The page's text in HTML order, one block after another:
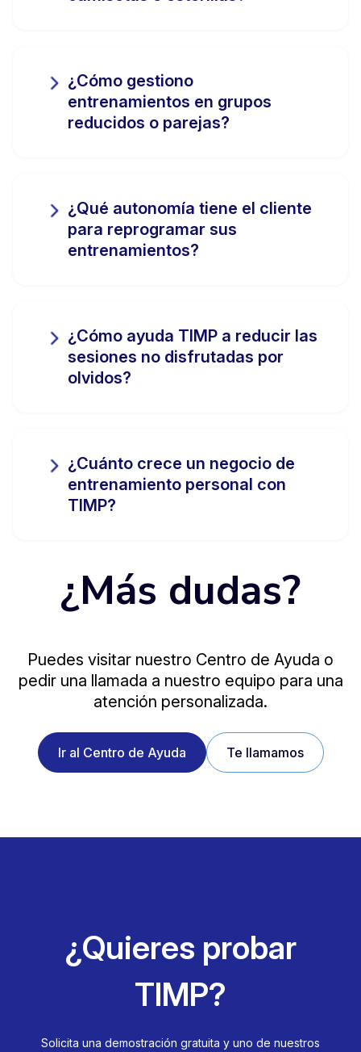
¿Cómo gestiono
entrenamientos en grupos
reducidos o parejas?
¿Qué autonomía tiene el cliente
para reprogramar sus
entrenamientos?
¿Cómo ayuda TIMP a reducir las
sesiones no disfrutadas por
olvidos?
¿Cuánto crece un negocio de
entrenamiento personal con
TIMP?
¿Más dudas?
Puedes visitar nuestro Centro de Ayuda o
pedir una llamada a nuestro equipo para una
atención personalizada.
Ir al Centro de Ayuda Te llamamos
¿Quieres probar
TIMP?
Solicita una demostración gratuita y uno de nuestros